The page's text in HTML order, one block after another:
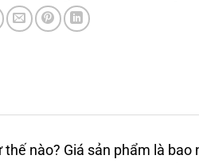
nào? Giá sản phẩm là